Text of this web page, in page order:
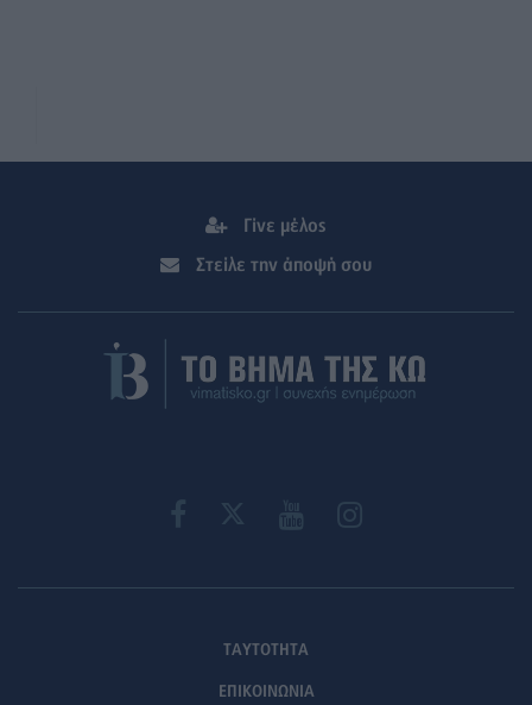
Γίνε μέλος
Στείλε την άποψή σου
ΤΑΥΤΟΤΗΤΑ
ΕΠΙΚΟΙΝΩΝΙΑ